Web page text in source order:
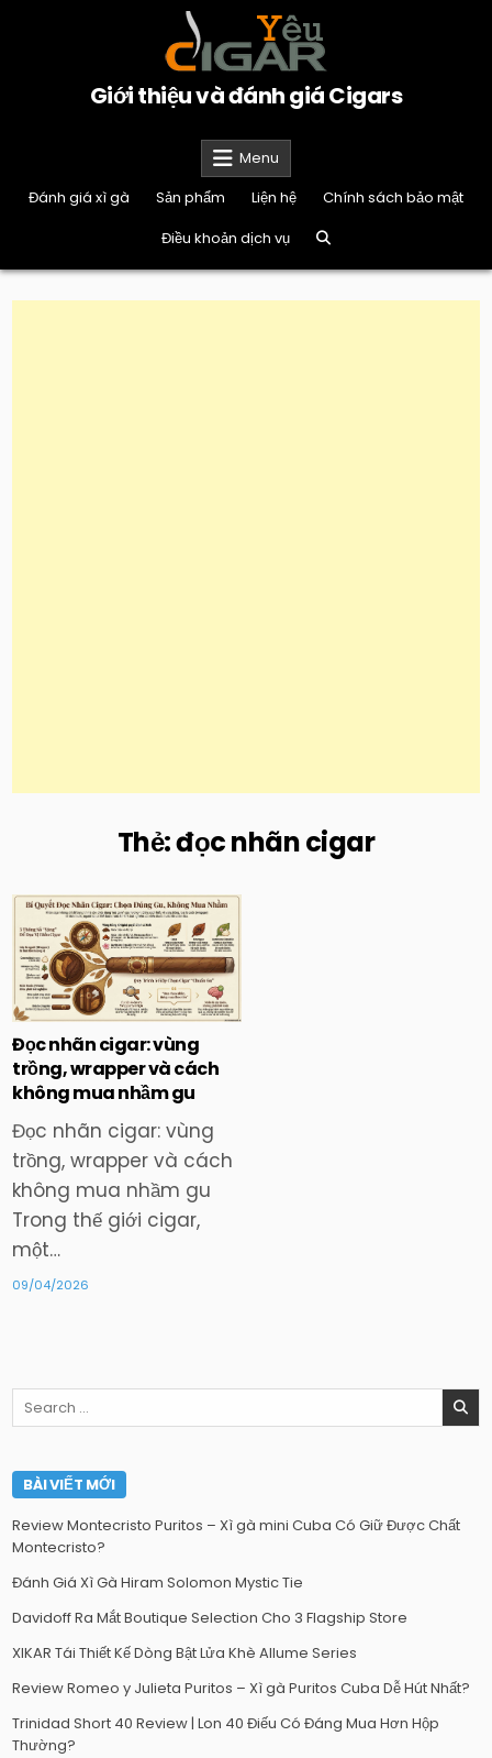
Giới thiệu và đánh giá Cigars
Menu
Đánh giá xì gà
Sản phẩm Liện hệ
Chính sách bảo mật
Điều khoản dịch vụ
Thẻ:đọc nhãn cigar
Posted
in
Đọc nhãn cigar: vùng
trồng, wrapper và cách
không mua nhầm gu
Đọc nhãn cigar: vùng
trồng, wrapper và cách
không mua nhầm gu
Trong thế giới cigar,
một…
09/04/2026
Search
BÀI VIẾT MỚI
Review Montecristo Puritos – Xì gà mini Cuba Có Giữ Được Chất
Montecristo?
Đánh Giá Xì Gà Hiram Solomon Mystic Tie
Davidoff Ra Mắt Boutique Selection Cho 3 Flagship Store
XIKAR Tái Thiết Kế Dòng Bật Lửa Khè Allume Series
Review Romeo y Julieta Puritos – Xì gà Puritos Cuba Dễ Hút Nhất?
Trinidad Short 40 Review | Lon 40 Điếu Có Đáng Mua Hơn Hộp
Thường?